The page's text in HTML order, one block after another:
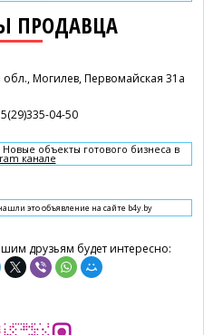
ПРОДАВЦА
обл., Могилев, Первомайская 31а
04-50
объекты готового бизнеса в
канале
это объявление на сайте b4y.by
друзьям будет интересно: